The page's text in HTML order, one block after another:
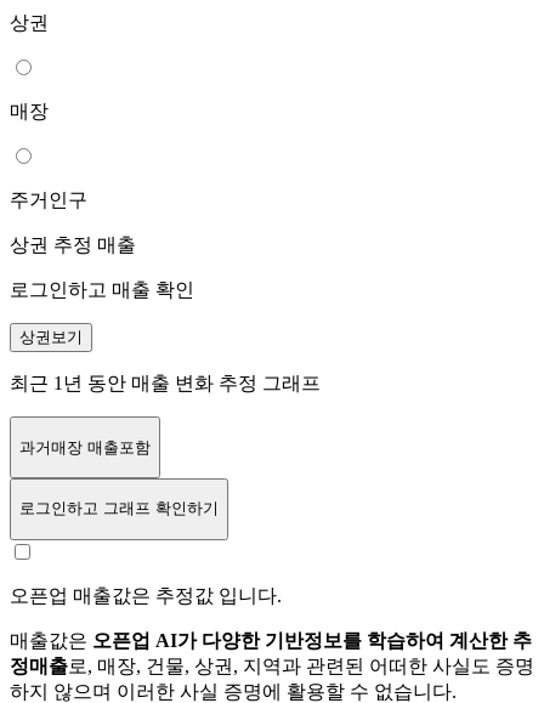
상권
매장
주거인구
상권 추정 매출
로그인하고 매출 확인
상권보기
최근 1년 동안 매출 변화 추정 그래프
과거매장 매출포함
로그인하고 그래프 확인하기
오픈업 매출값은 추정값 입니다.
매출값은 오픈업 AI가 다양한 기반정보를 학습하여 계산한 추
정매출로, 매장, 건물, 상권, 지역과 관련된 어떠한 사실도 증명
하지 않으며 이러한 사실 증명에 활용할 수 없습니다.